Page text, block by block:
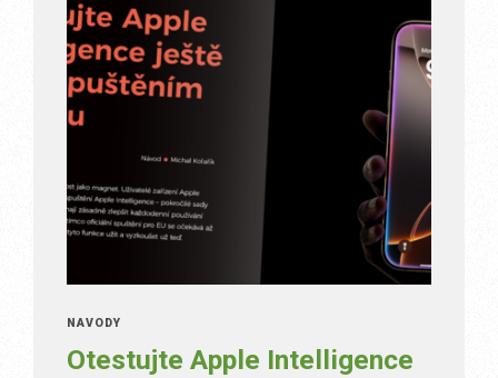
NÁVODY
Otestujte Apple Intelligence